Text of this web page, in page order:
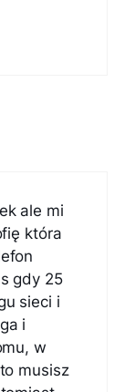
ale mi
która
gdy 25
sieci i
i
w
musisz